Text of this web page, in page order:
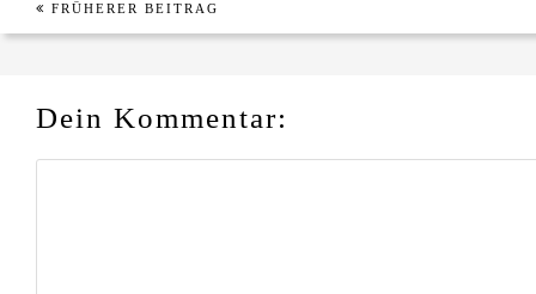
FRÜHERER BEITRAG
Dein Kommentar: